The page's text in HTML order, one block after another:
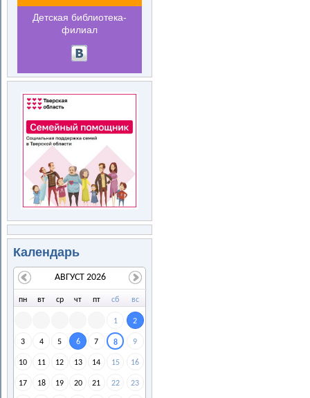
Детская библиотека-
филиал
Календарь
пн вт ср чт пт сб вс
1 2
3 4 5 6 7 8 9
10 11 12 13 14 15 16
17 18 19 20 21 22 23
АВГУСТ 2026